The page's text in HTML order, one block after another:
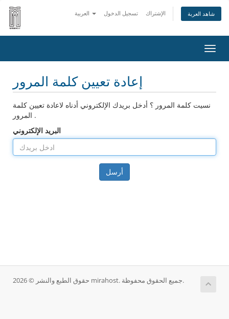
تسجيل الدخول الإشتراك شاهد العربة
تبديل
التنقل
إعادة تعيين كلمة المرور
نسيت كلمة المرور ؟ أدخل بريدك الإلكتروني أدناه لاعادة تعيين كلمة
المرور .
البريد الإلكتروني
أرسل
حقوق الطبع والنشر © 2026 mirahost. جميع الحقوق محفوظة.